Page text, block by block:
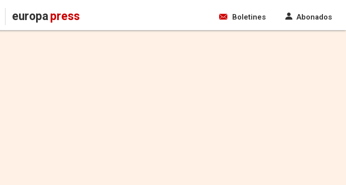
europapress Boletines Abonados